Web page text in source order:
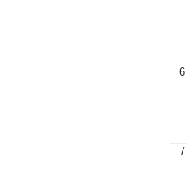
6
7